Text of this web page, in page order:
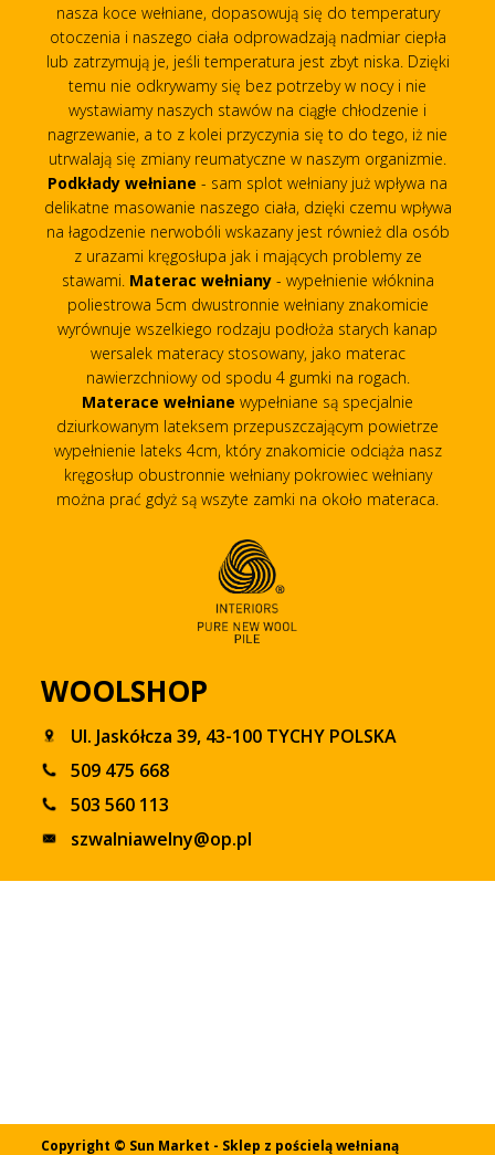
nasza koce wełniane, dopasowują się do temperatury
otoczenia i naszego ciała odprowadzają nadmiar ciepła
lub zatrzymują je, jeśli temperatura jest zbyt niska. Dzięki
temu nie odkrywamy się bez potrzeby w nocy i nie
wystawiamy naszych stawów na ciągłe chłodzenie i
nagrzewanie, a to z kolei przyczynia się to do tego, iż nie
utrwalają się zmiany reumatyczne w naszym organizmie.
Podkłady wełniane - sam splot wełniany już wpływa na
delikatne masowanie naszego ciała, dzięki czemu wpływa
na łagodzenie nerwobóli wskazany jest również dla osób
z urazami kręgosłupa jak i mających problemy ze
stawami. Materac wełniany- wypełnienie włóknina
poliestrowa 5cm dwustronnie wełniany znakomicie
wyrównuje wszelkiego rodzaju podłoża starych kanap
wersalek materacy stosowany, jako materac
nawierzchniowy od spodu 4 gumki na rogach.
Materace wełniane wypełniane są specjalnie
dziurkowanym lateksem przepuszczającym powietrze
wypełnienie lateks 4cm, który znakomicie odciąża nasz
kręgosłup obustronnie wełniany pokrowiec wełniany
można prać gdyż są wszyte zamki na około materaca.
WOOLSHOP
Ul. Jaskółcza 39, 43-100 TYCHY POLSKA
509 475 668
503 560 113
szwalniawelny@op.pl
Copyright © Sun Market - Sklep z pościelą wełnianą